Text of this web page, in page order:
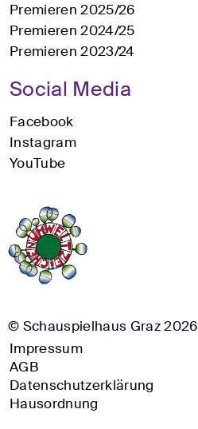
Premieren 2025/26
Premieren 2024/25
Premieren 2023/24
Social Media
Facebook
Instagram
YouTube
© Schauspielhaus Graz 2026
Impressum
AGB
Datenschutzerklärung
Hausordnung